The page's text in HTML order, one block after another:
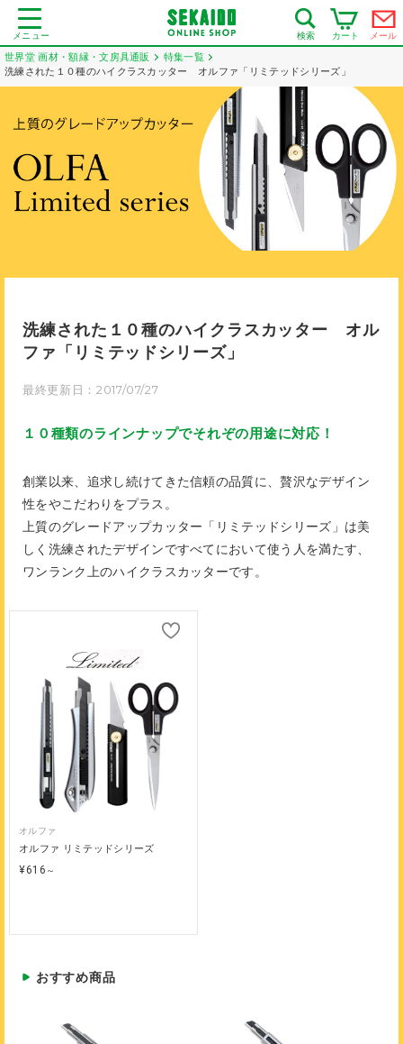
メニュー 検索 カート メール
世界堂 画材・額縁・文房具通販
特集一覧
洗練された１０種のハイクラスカッター オルファ「リミテッドシリーズ」
洗練された１０種のハイクラスカッター オル
ファ「リミテッドシリーズ」
最終更新日：2017/07/27
１０種類のラインナップでそれぞの用途に対応！
創業以来、追求し続けてきた信頼の品質に、贅沢なデザイン
性をやこだわりをプラス。
上質のグレードアップカッター「リミテッドシリーズ」は美
しく洗練されたデザインですべてにおいて使う人を満たす、
ワンランク上のハイクラスカッターです。
オルファ
オルファ リミテッドシリーズ
¥616 ～
おすすめ商品